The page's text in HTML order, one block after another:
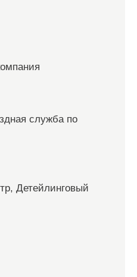
служба по
Детейлинговый